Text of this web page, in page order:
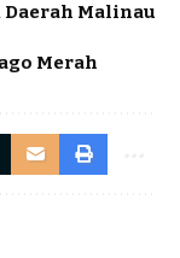
Daerah Malinau
Merah